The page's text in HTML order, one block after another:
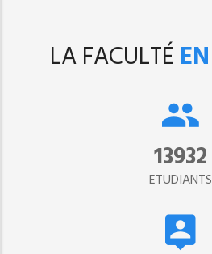
LA FACULTÉ EN
15302
ETUDIANTS